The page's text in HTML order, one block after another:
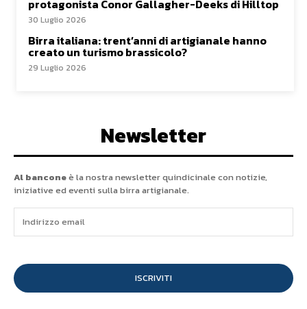
protagonista Conor Gallagher-Deeks di Hilltop
30 Luglio 2026
Birra italiana: trent’anni di artigianale hanno
creato un turismo brassicolo?
29 Luglio 2026
Newsletter
Al banconeè la nostra newsletter quindicinale con notizie,
iniziative ed eventi sulla birra artigianale.
ISCRIVITI